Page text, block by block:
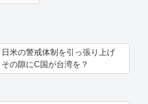
日米の警戒体制を引っ張り上げ
その隙にC国が台湾を？